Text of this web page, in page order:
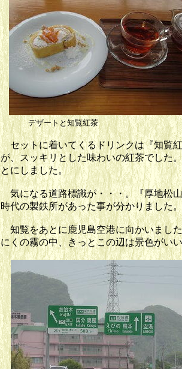
デザートと知覧紅
セットに着いてくるドリンクは『知覧
が、スッキリとした味わいの紅茶でした
とにしました。
気になる道路標識が・・・。『厚地松
時代の製鉄所があった事が分かりました
知覧をあとに鹿児島空港に向かいまし
にくの霧の中、きっとこの辺は景色がい